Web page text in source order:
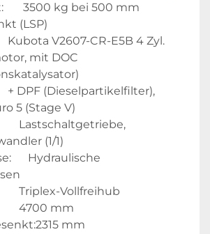
3500 kg bei 500 mm
(LSP)
mit DOC
5 (Stage V)
(1/1)
Hydraulische
Hubgerüstart:       	Triplex-Vollfreihub
Hubhöhe:       			4700 mm
mm